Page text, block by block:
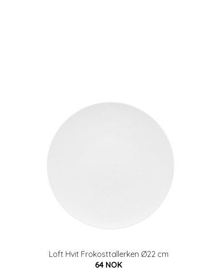
Loft Hvit Frokosttallerken Ø22 cm
64 NOK